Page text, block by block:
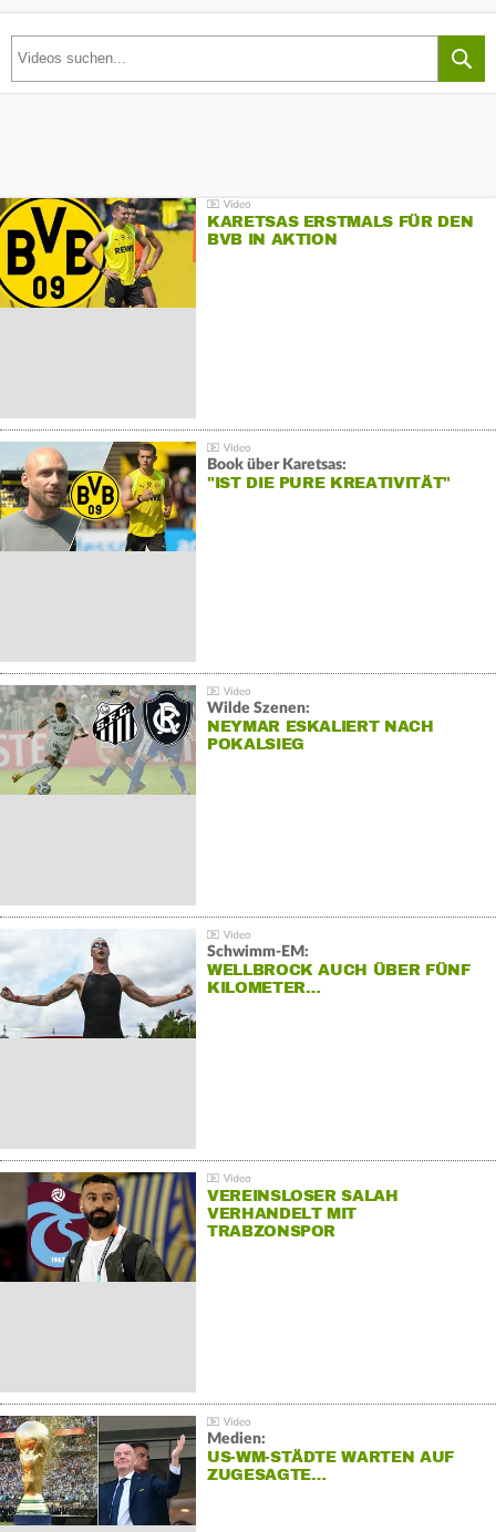
KARETSAS ERSTMALS FÜR DEN
BVB IN AKTION
Book über Karetsas:
"IST DIE PURE KREATIVITÄT"
Wilde Szenen:
NEYMAR ESKALIERT NACH
POKALSIEG
Schwimm-EM:
WELLBROCK AUCH ÜBER FÜNF
KILOMETER…
VEREINSLOSER SALAH
VERHANDELT MIT
TRABZONSPOR
Medien:
US-WM-STÄDTE WARTEN AUF
ZUGESAGTE…